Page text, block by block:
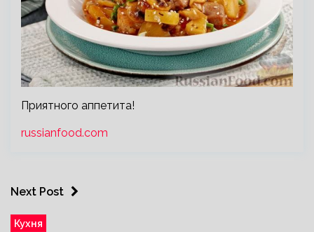
Приятного аппетита!
russianfood.com
Next Post
Кухня